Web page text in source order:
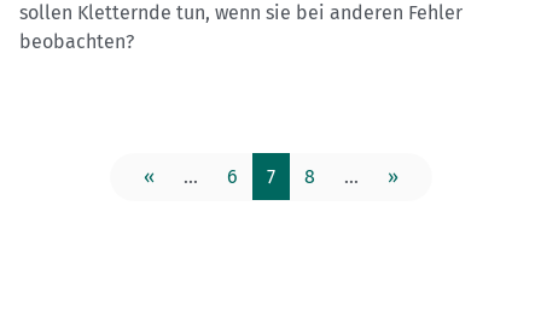
sollen Kletternde tun, wenn sie bei anderen Fehler
beobachten?
« ... 6 7 8 ... »